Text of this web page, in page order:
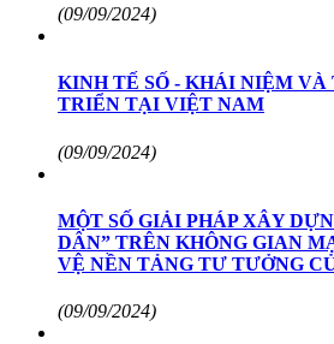
(09/09/2024)
KINH TẾ SỐ - KHÁI NIỆM
TRIỂN TẠI VIỆT NAM
(09/09/2024)
MỘT SỐ GIẢI PHÁP XÂY
DÂN” TRÊN KHÔNG GIAN
VỆ NỀN TẢNG TƯ TƯỞNG
(09/09/2024)